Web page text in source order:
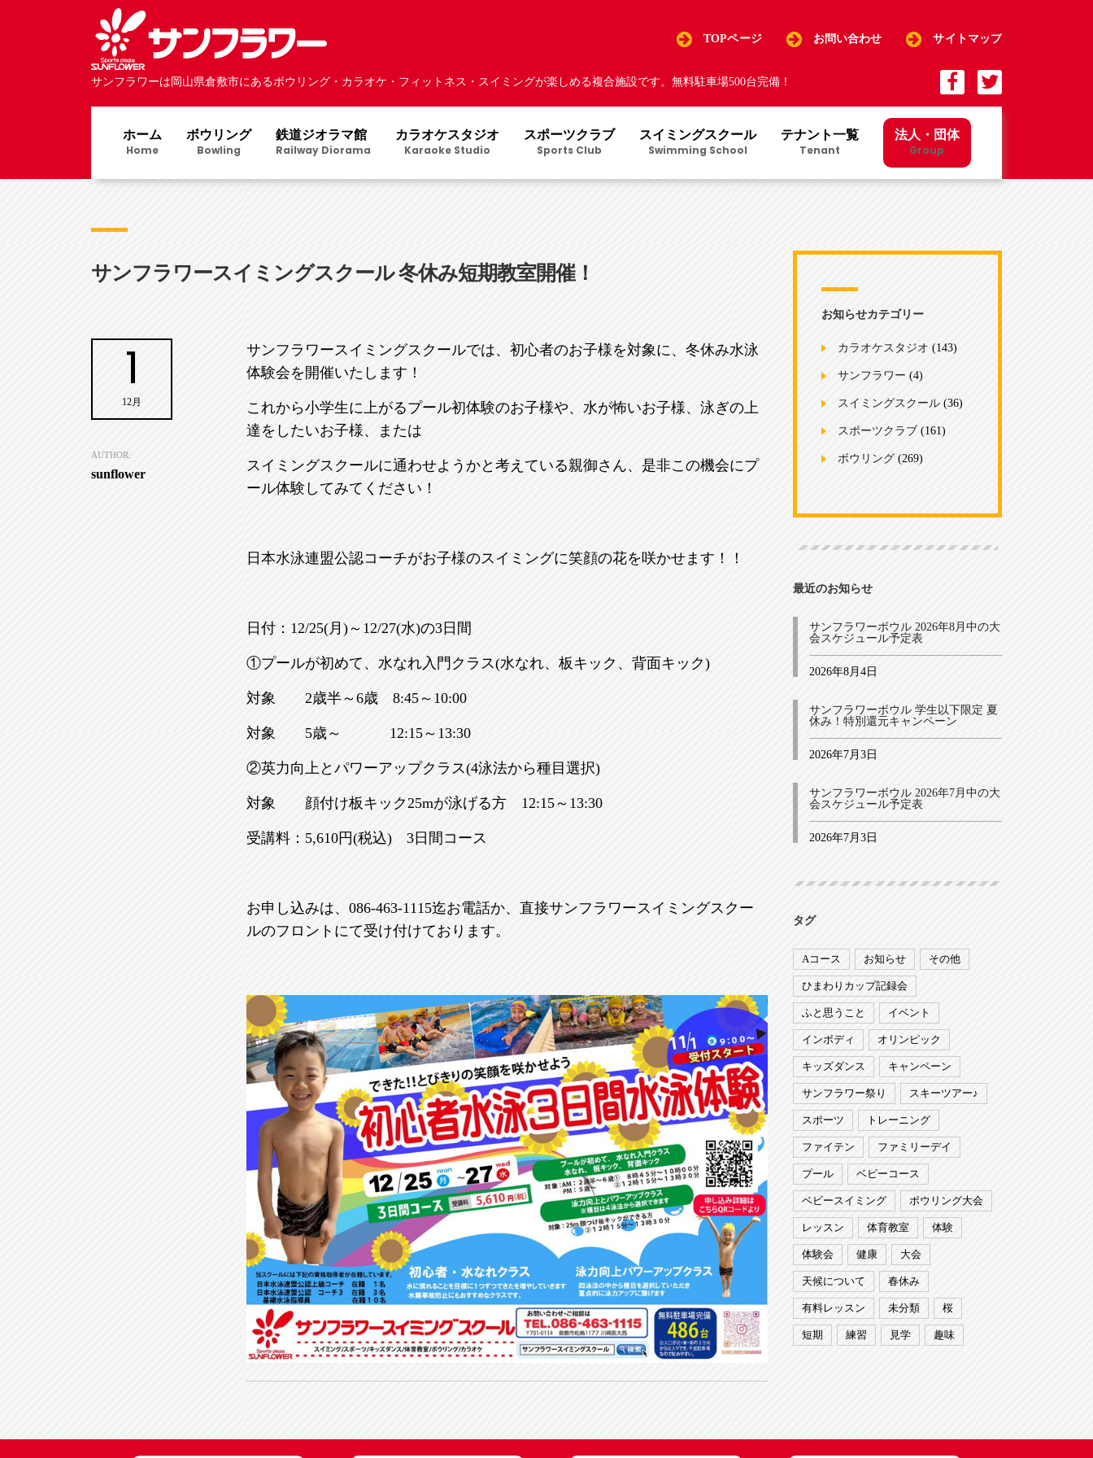
TOPページ お問い合わせ サイトマップ
サンフラワーは岡山県倉敷市にあるボウリング・カラオケ・フィットネス・スイミングが楽しめる複合施設です。無料駐車場500台完備！
ホーム
Home
ボウリング
Bowling
鉄道ジオラマ館
Railway Diorama
カラオケスタジオ
Karaoke Studio
スポーツクラブ
Sports Club
スイミングスクール
Swimming School
テナント一覧
Tenant
法人・団体
Group
サンフラワースイミングスクール 冬休み短期教室開催！
1
12月
AUTHOR:
sunflower
サンフラワースイミングスクールでは、初心者のお子様を対象に、冬休み水泳
体験会を開催いたします！
これから小学生に上がるプール初体験のお子様や、水が怖いお子様、泳ぎの上
達をしたいお子様、または
スイミングスクールに通わせようかと考えている親御さん、是非この機会にプ
ール体験してみてください！
日本水泳連盟公認コーチがお子様のスイミングに笑顔の花を咲かせます！！
日付：12/25(月)～12/27(水)の3日間
①プールが初めて、水なれ入門クラス(水なれ、板キック、背面キック)
対象 2歳半～6歳 8:45～10:00
対象 5歳～ 12:15～13:30
②英力向上とパワーアップクラス(4泳法から種目選択)
対象 顔付け板キック25mが泳げる方 12:15～13:30
受講料：5,610円(税込) 3日間コース
お申し込みは、086-463-1115迄お電話か、直接サンフラワースイミングスクー
ルのフロントにて受け付けております。
お知らせカテゴリー
カラオケスタジオ (143)
サンフラワー (4)
スイミングスクール(36)
スポーツクラブ (161)
ボウリング(269)
最近のお知らせ
サンフラワーボウル 2026年8月中の大
会スケジュール予定表
2026年8月4日
サンフラワーボウル 学生以下限定 夏
休み！特別還元キャンペーン
2026年7月3日
サンフラワーボウル 2026年7月中の大
会スケジュール予定表
2026年7月3日
タグ
Aコース お知らせ その他
ひまわりカップ記録会
ふと思うこと イベント
インボディ オリンピック
キッズダンス キャンペーン
サンフラワー祭り スキーツアー♪
スポーツ トレーニング
ファイテン ファミリーデイ
プール ベビーコース
ベビースイミング ボウリング大会
レッスン 体育教室 体験
体験会 健康 大会
天候について 春休み
有料レッスン 未分類 桜
短期 練習 見学 趣味